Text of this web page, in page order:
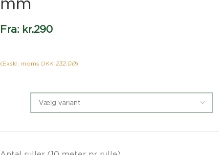
Fra: kr.290
Antal ruller (10 meter pr rulle)